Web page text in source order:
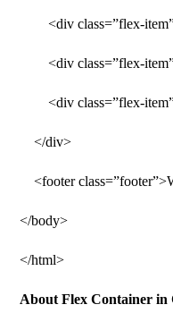
<div class=”flex-
<div class=”flex-
<div class=”flex-
</div>
<footer
</body>
</html>
About Flex Container in